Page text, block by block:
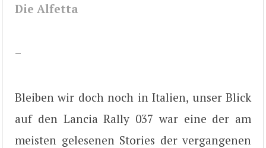
Die Alfetta
–
Bleiben wir doch noch in Italien, unser Blick
auf den Lancia Rally 037 war eine der am
meisten gelesenen Stories der vergangenen